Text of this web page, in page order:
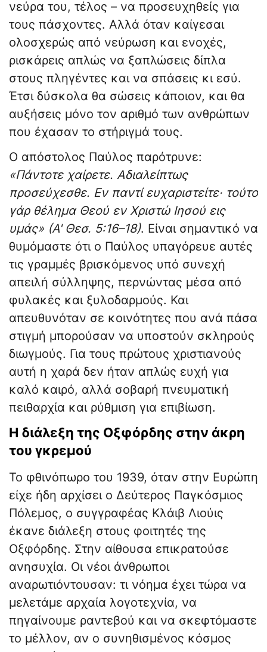
νεύρα του, τέλος – να προσευχηθείς για
τους πάσχοντες. Αλλά όταν καίγεσαι
ολοσχερώς από νεύρωση και ενοχές,
ρισκάρεις απλώς να ξαπλώσεις δίπλα
στους πληγέντες και να σπάσεις κι εσύ.
Έτσι δύσκολα θα σώσεις κάποιον, και θα
αυξήσεις μόνο τον αριθμό των ανθρώπων
που έχασαν το στήριγμά τους.
Ο απόστολος Παύλος παρότρυνε:
«Πάντοτε χαίρετε. Αδιαλείπτως
προσεύχεσθε. Εν παντί ευχαριστείτε· τούτο
γάρ θέλημα Θεού εν Χριστώ Ιησού εις
υμάς» (Α' Θεσ. 5:16–18). Είναι σημαντικό να
θυμόμαστε ότι ο Παύλος υπαγόρευε αυτές
τις γραμμές βρισκόμενος υπό συνεχή
απειλή σύλληψης, περνώντας μέσα από
φυλακές και ξυλοδαρμούς. Και
απευθυνόταν σε κοινότητες που ανά πάσα
στιγμή μπορούσαν να υποστούν σκληρούς
διωγμούς. Για τους πρώτους χριστιανούς
αυτή η χαρά δεν ήταν απλώς ευχή για
καλό καιρό, αλλά σοβαρή πνευματική
πειθαρχία και ρύθμιση για επιβίωση.
Η διάλεξη της Οξφόρδης στην άκρη
του γκρεμού
Το φθινόπωρο του 1939, όταν στην Ευρώπη
είχε ήδη αρχίσει ο Δεύτερος Παγκόσμιος
Πόλεμος, ο συγγραφέας Κλάιβ Λιούις
έκανε διάλεξη στους φοιτητές της
Οξφόρδης. Στην αίθουσα επικρατούσε
ανησυχία. Οι νέοι άνθρωποι
αναρωτιόντουσαν: τι νόημα έχει τώρα να
μελετάμε αρχαία λογοτεχνία, να
πηγαίνουμε ραντεβού και να σκεφτόμαστε
το μέλλον, αν ο συνηθισμένος κόσμος